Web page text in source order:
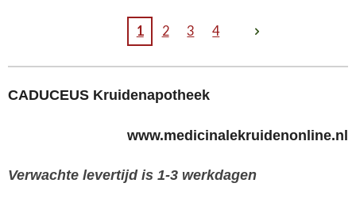
1 2 3 4
CADUCEUS Kruidenapotheek
www.medicinalekruidenonline.nl
Verwachte levertijd is 1-3 werkdagen